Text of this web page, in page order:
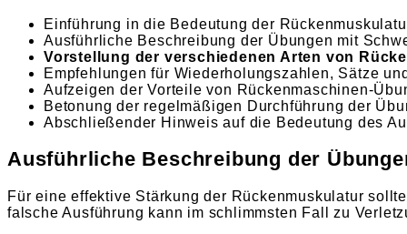
Einführung in die Bedeutung der
Ausführliche Beschreibung der Übungen mit
Vorstellung der verschiedenen Arten von
Empfehlungen für Wiederholungszahlen, Sätze
Aufzeigen der Vorteile von Rückenmaschinen-
Betonung der regelmäßigen Durchführung der
Abschließender Hinweis auf die Bedeutung des
Ausführliche Beschreibung der
Für eine effektive Stärkung der Rückenmuskulatur
falsche Ausführung kann im schlimmsten Fall zu